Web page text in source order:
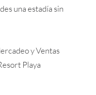
una estadía sin
y Ventas
Playa